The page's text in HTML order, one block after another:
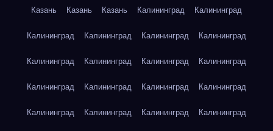
Казань Казань Казань Калининград Калининград
Калининград Калининград Калининград Калининград
Калининград Калининград Калининград Калининград
Калининград Калининград Калининград Калининград
Калининград Калининград Калининград Калининград